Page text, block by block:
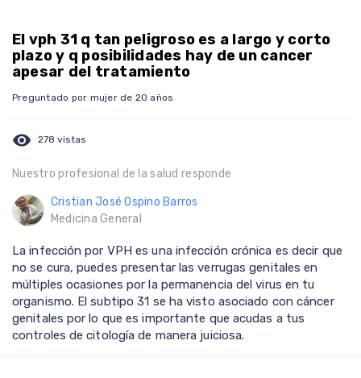
El vph 31 q tan peligroso es a largo y corto
plazo y q posibilidades hay de un cancer
apesar del tratamiento
Preguntado por mujer de 20 años
visibility 278 vistas
Nuestro profesional de la salud responde
Cristian José Ospino Barros
Medicina General
La infección por VPH es una infección crónica es decir que
no se cura, puedes presentar las verrugas genitales en
múltiples ocasiones por la permanencia del virus en tu
organismo. El subtipo 31 se ha visto asociado con cáncer
genitales por lo que es importante que acudas a tus
controles de citología de manera juiciosa.